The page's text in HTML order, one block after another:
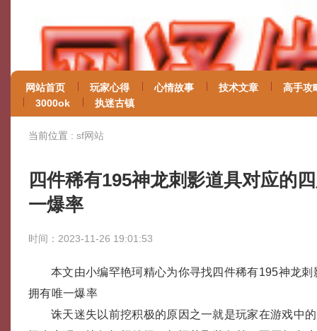
网站首页 玩家心得 心情故事 技术文章
高手攻
3000ok
执迷古镇
当前位置 : sf网站
四件稀有195神龙刺影道具对应的
一爆率
时间：2023-11-26 19:01:53
本文由小编罕艳珂精心为你寻找四件稀有195神龙
拥有唯一爆率
诛天迷失以前挖积极的原因之一就是玩家在游戏中